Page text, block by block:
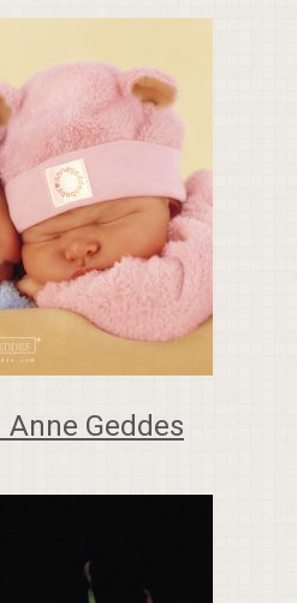
Geddes